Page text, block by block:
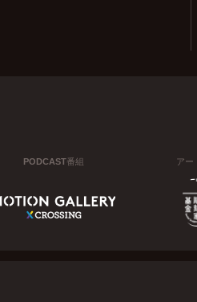
PODCAST番組 アー